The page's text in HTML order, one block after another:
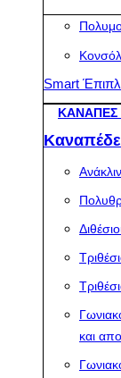
Smart
ΚΑΝΑΠΕΣ
και